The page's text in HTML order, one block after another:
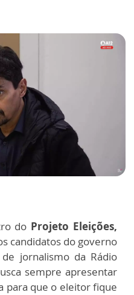
do Projeto Eleições,
candidatos do governo
jornalismo da Rádio
sempre apresentar
para que o eleitor fique